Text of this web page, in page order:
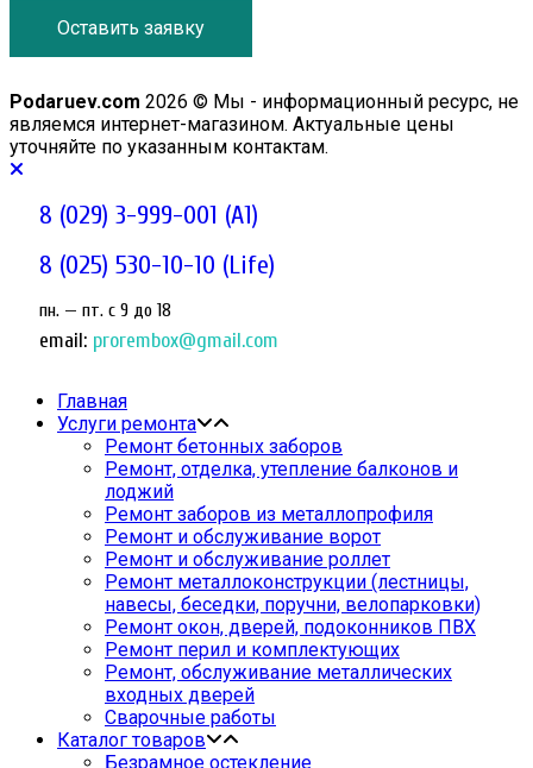
Оставить заявку
Podaruev.com 2026 © Мы - информационный ресурс, не
являемся интернет-магазином. Актуальные цены
уточняйте по указанным контактам.
8 (029) 3-999-001 (A1)
8 (025) 530-10-10 (Life)
пн. — пт. c 9 до 18
email: prorembox@gmail.com
Главная
Услуги ремонта
Ремонт бетонных заборов
Ремонт, отделка, утепление балконов и
лоджий
Ремонт заборов из металлопрофиля
Ремонт и обслуживание ворот
Ремонт и обслуживание роллет
Ремонт металлоконструкции (лестницы,
навесы, беседки, поручни, велопарковки)
Ремонт окон, дверей, подоконников ПВХ
Ремонт перил и комплектующих
Ремонт, обслуживание металлических
входных дверей
Сварочные работы
Каталог товаров
Безрамное остекление